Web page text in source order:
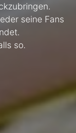
seine Fans
so.